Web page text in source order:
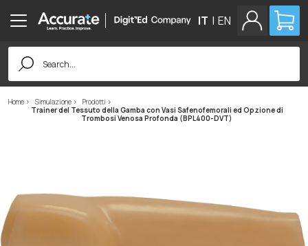
IT | EN
Search
for:
Home Simulazione
Prodotti
Trainer del Tessuto della Gamba con Vasi Safenofemorali ed Opzione di
Trombosi Venosa Profonda (BPL400-DVT)